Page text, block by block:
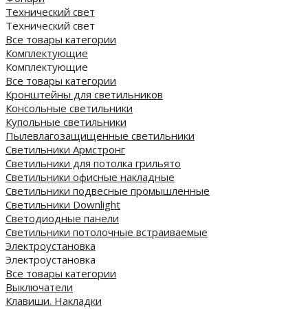
Технический свет
Технический свет
Все товары категории
Комплектующие
Комплектующие
Все товары категории
Кронштейны для светильников
Консольные светильники
Купольные светильники
Пылевлагозащищенные светильники
Светильники Армстронг
Светильники для потолка грильято
Светильники офисные накладные
Светильники подвесные промышленные
Светильники Downlight
Светодиодные панели
Cветильники потолочные встраиваемые
Электроустановка
Электроустановка
Все товары категории
Выключатели
Клавиши. Накладки